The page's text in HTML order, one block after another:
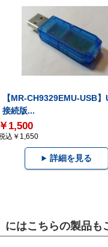
【MR-CH9329EMU-USB】
接続版...
￥1,500
込￥1,650
詳細を見る
はこちらの製品も